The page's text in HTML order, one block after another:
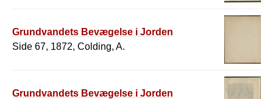
Grundvandets Bevægelse i Jorden
Side 67, 1872, Colding, A.
Grundvandets Bevægelse i Jorden